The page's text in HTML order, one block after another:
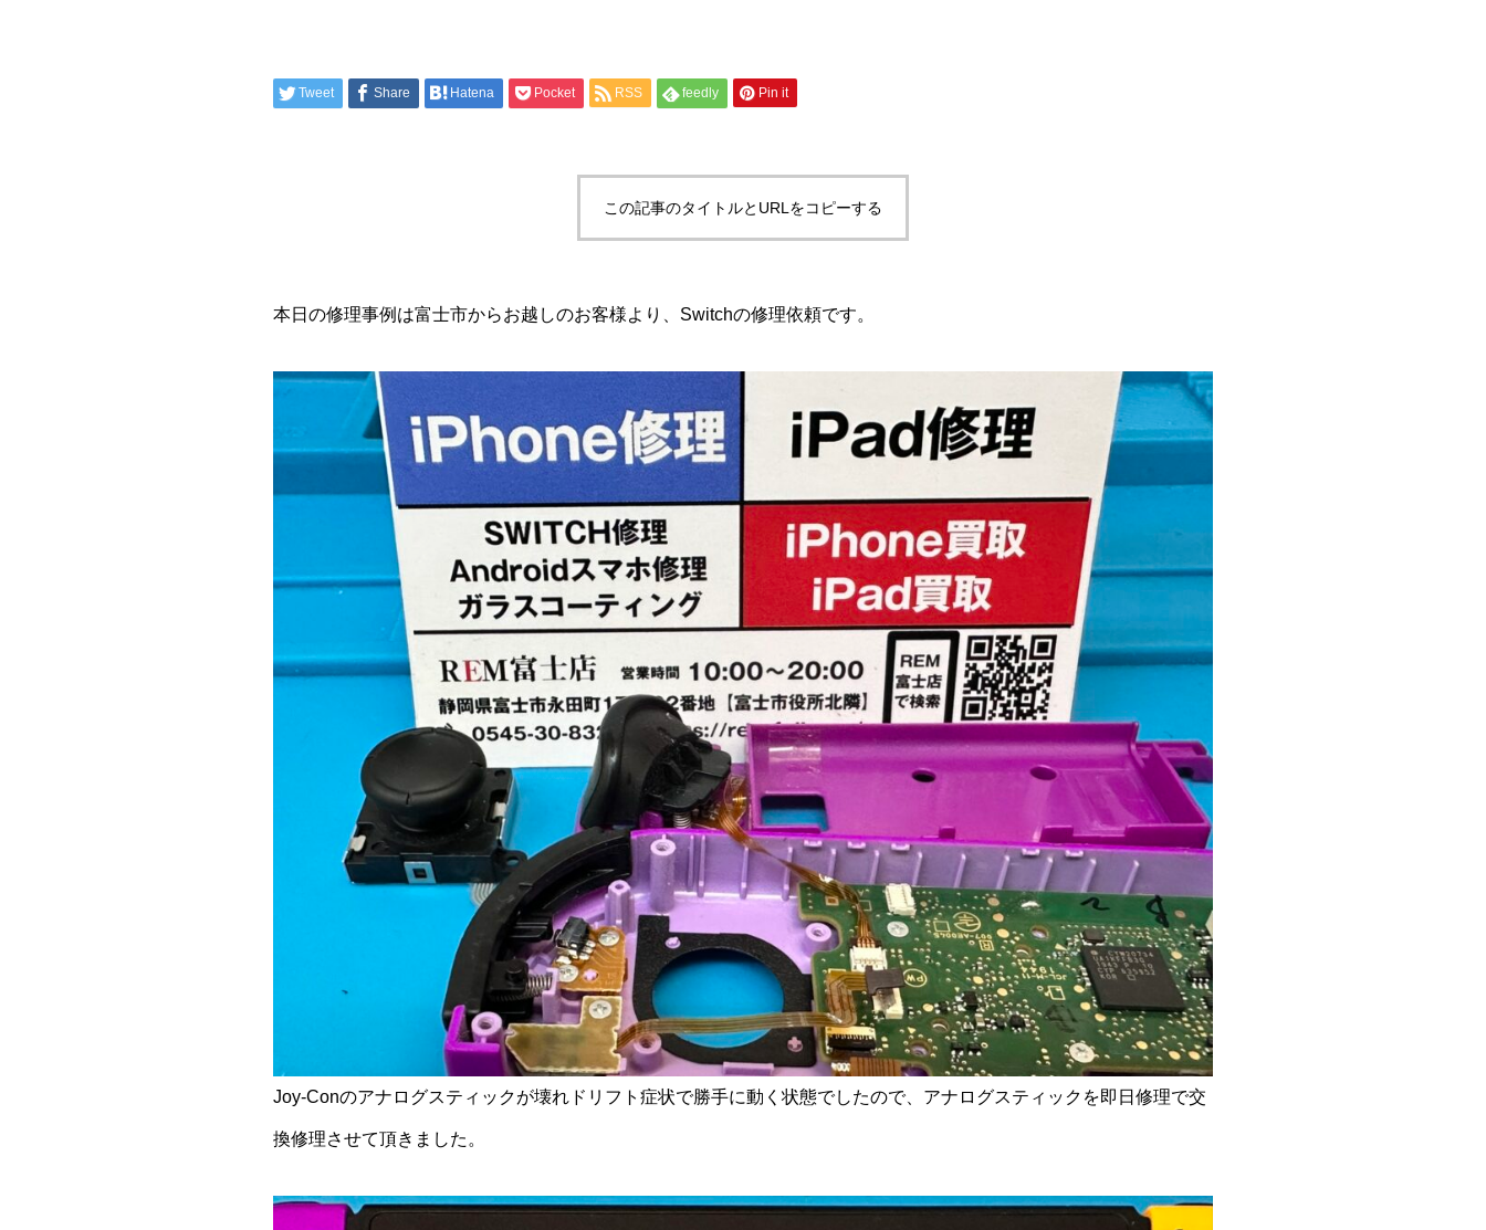
Tweet Share Hatena Pocket RSS feedly Pin it
この記事のタイトルとURLをコピーする
本日の修理事例は富士市からお越しのお客様より、Switchの修理依頼です。
Joy-Conのアナログスティックが壊れドリフト症状で勝手に動く状態でしたので、アナログスティックを即日修理で交
換修理させて頂きました。